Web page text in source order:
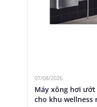
07/08/2026
Máy xông hơi
cho khu wellness